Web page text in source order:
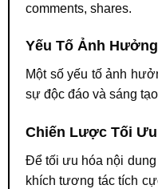
comments, shares.
Yếu Tố Ảnh
Một số yếu tố ảnh
sự độc đáo và sáng
Chiến Lược Tối
Để tối ưu hóa nội dung
khích tương tác tích